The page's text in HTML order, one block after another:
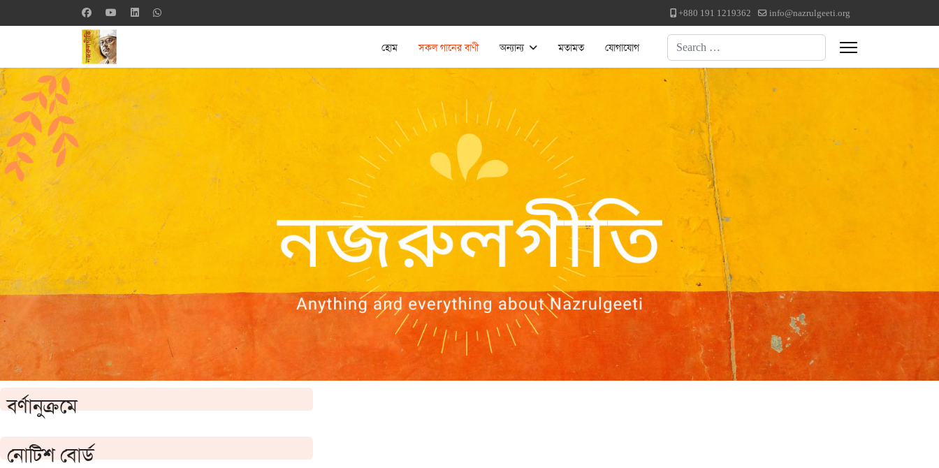
+880 191 1219362 info@nazrulgeeti.org
হোম সকল গানের বাণী অন্যান্য মতামত যোগাযোগ Search
বর্ণানুক্রমে
নোটিশ বোর্ড